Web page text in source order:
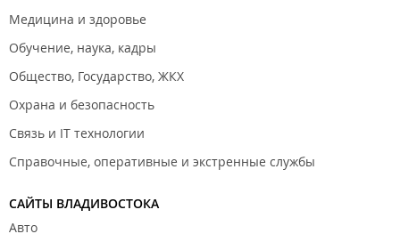
Медицина и здоровье
Обучение, наука, кадры
Общество, Государство, ЖКХ
Охрана и безопасность
Связь и IT технологии
Справочные, оперативные и экстренные службы
САЙТЫ ВЛАДИВОСТОКА
Авто